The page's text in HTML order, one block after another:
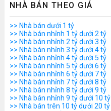
NHÀ BÁN THEO GIÁ
>> Nhà bán dưới 1 tỷ
>> Nhà bán nhỉnh 1 tỷ dưới 2 tỷ
>> Nhà bán nhỉnh 2 tỷ dưới 3 tỷ
>> Nhà bán nhỉnh 3 tỷ dưới 4 tỷ
>> Nhà bán nhỉnh 4 tỷ dưới 5 tỷ
>> Nhà bán nhỉnh 5 tỷ dưới 6 tỷ
>> Nhà bán nhỉnh 6 tỷ dưới 7 tỷ
>> Nhà bán nhỉnh 7 tỷ dưới 8 tỷ
>> Nhà bán nhỉnh 8 tỷ dưới 9 tỷ
>> Nhà bán nhỉnh 9 tỷ dưới 10 tỷ
>> Nhà bán trên 10 tỷ dưới 20 tỷ